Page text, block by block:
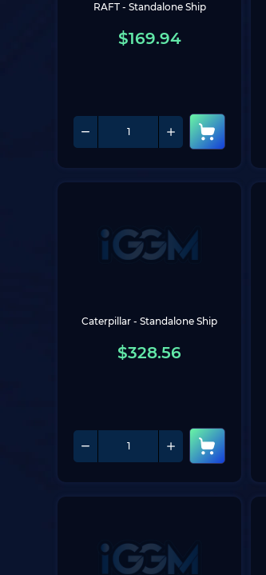
RAFT - Standalone Ship
$169.94
Caterpillar - Standalone Ship
$328.56